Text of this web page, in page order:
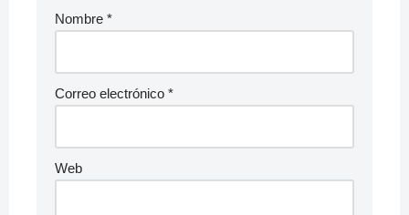
Nombre *
Correo electrónico *
Web